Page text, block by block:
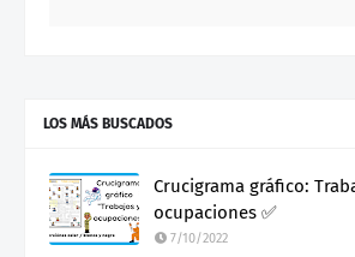
LOS MÁS BUSCADOS
Crucigrama gráfico:
ocupaciones ✅
7/10/2022